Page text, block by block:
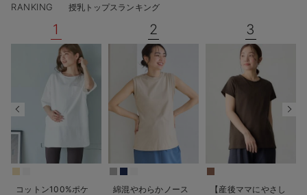
産後 ガードル インナー
マタニティ 腹巻き
Tシャツブラ
ブラトップ
快適機能ウェア特集 トップス
快適機能ウェア特集 ボトムス
快適機能ウェア特集 パジャマ
ベビー
あったかアイテム｜
もらって嬉しいギフト
かわいくておもしろ
何枚あっても嬉しい
長く使えるアイテム
お部屋映えアイテム
裏起毛素材
RANKING 授乳トップスランキング
1
コットン100%ポケ
2
綿混やわらかノース
3
【産後ママにやさし